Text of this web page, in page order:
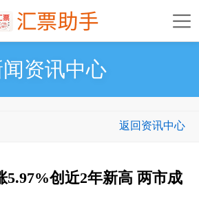
闻资讯中心
返回资讯中心
5.97%创近2年新高 两市成